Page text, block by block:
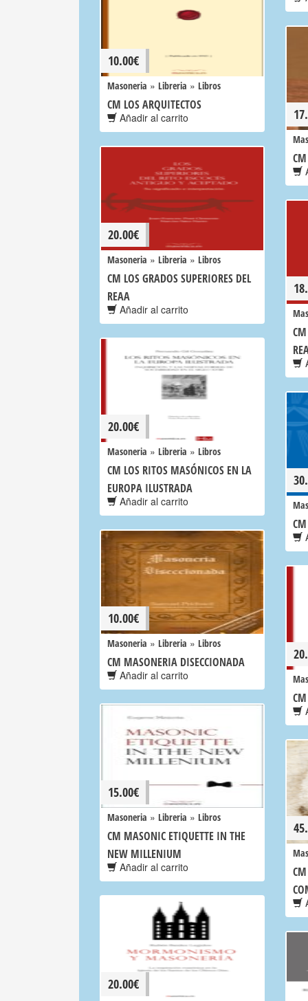
10.00€
Masoneria » Libreria » Libros
CM LOS ARQUITECTOS
Añadir al carrito
20.00€
Masoneria » Libreria » Libros
CM LOS GRADOS SUPERIORES DEL
REAA
Añadir al carrito
20.00€
Masoneria » Libreria » Libros
CM LOS RITOS MASÓNICOS EN LA
EUROPA ILUSTRADA
Añadir al carrito
10.00€
Masoneria » Libreria » Libros
CM MASONERIA DISECCIONADA
Añadir al carrito
15.00€
Masoneria » Libreria » Libros
CM MASONIC ETIQUETTE IN THE
NEW MILLENIUM
Añadir al carrito
20.00€